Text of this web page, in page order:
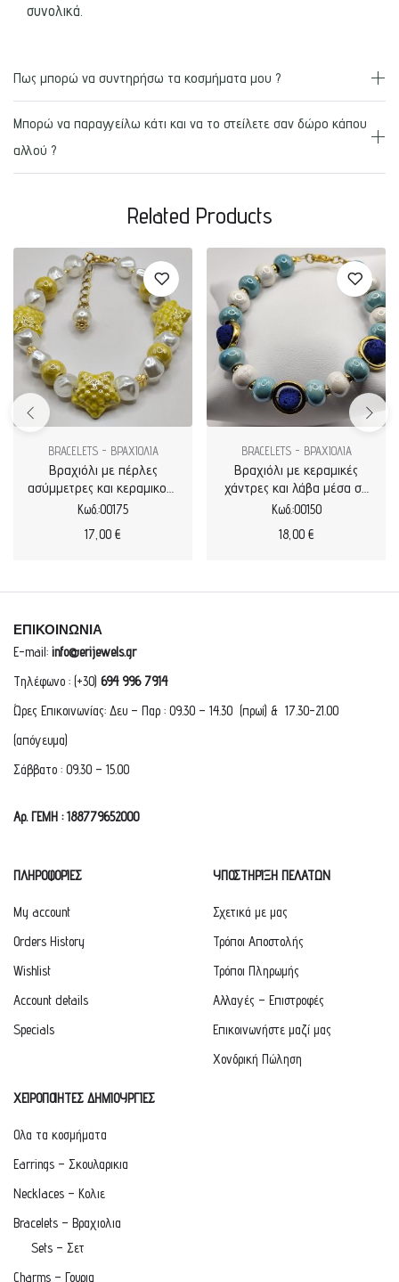
συνολικά.
Πως μπορώ να συντηρήσω τα κοσμήματα μου ?
Μπορώ να παραγγείλω κάτι και να το στείλετε σαν δώρο κάπου
αλλού ?
Related Products
BRACELETS - ΒΡΑΧΙΟΛΙΑ
Βραχιόλι με πέρλες
ασύμμετρες και κεραμικούς
αστερίες
Κωδ.:00175
17,00 €
BRACELETS - ΒΡΑΧΙΟΛΙΑ
Βραχιόλι με κεραμικές
χάντρες και λάβα μέσα σε
επιχρυσωμένους κρίκους
Κωδ.:00150
18,00 €
ΕΠΙΚΟΙΝΩΝΙΑ
E-mail: info@erijewels.gr
Τηλέφωνο : (+30) 694 996 7914
Ώρες Επικοινωνίας: Δευ – Παρ : 09.30 – 14.30 (πρωί) & 17.30-21.00
(απόγευμα)
Σάββατο : 09.30 – 15.00
Αρ. ΓΕΜΗ : 188779652000
ΠΛΗΡΟΦΟΡΙΕΣ
My account
Orders History
Wishlist
Account details
Specials
ΥΠΟΣΤΗΡΙΞΗ ΠΕΛΑΤΩΝ
Σχετικά με μας
Τρόποι Αποστολής
Τρόποι Πληρωμής
Αλλαγές – Επιστροφές
Επικοινωνήστε μαζί μας
Χονδρική Πώληση
ΧΕΙΡΟΠΟΙΗΤΕΣ ΔΗΜΙΟΥΡΓΙΕΣ
Ολα τα κοσμήματα
Earrings – Σκουλαρικια
Necklaces – Κολιε
Bracelets – Βραχιολια
Sets – Σετ
Charms – Γουρια